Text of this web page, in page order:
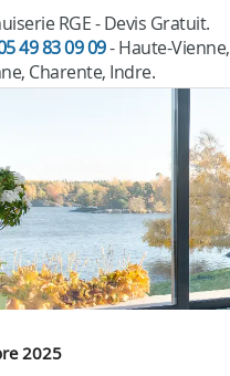
RGE - Devis Gratuit.
49 83 09 09- Haute-Vienne,
Charente, Indre.
2025